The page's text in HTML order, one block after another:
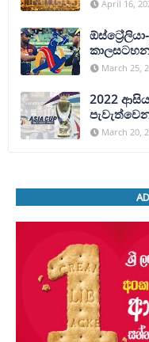
April 16,
March 25,
2022
March 20,